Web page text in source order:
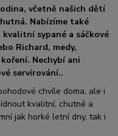
včetně našich dětí
Nabízíme také
sypané a sáčkové
Richard, medy,
Nechybí ani
servírování..
chvíle doma, ale i
kvalitní, chutné a
jak horké letní dny, tak i